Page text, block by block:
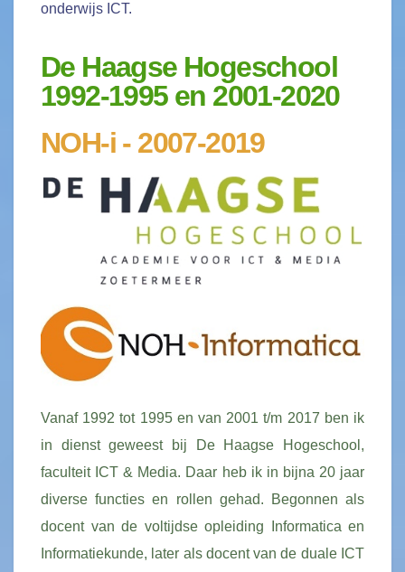
onderwijs ICT.
De Haagse Hogeschool
1992-1995 en 2001-2020
NOH-i - 2007-2019
Vanaf 1992 tot 1995 en van 2001 t/m 2017 ben ik
in dienst geweest bij De Haagse Hogeschool,
faculteit ICT & Media. Daar heb ik in bijna 20 jaar
diverse functies en rollen gehad. Begonnen als
docent van de voltijdse opleiding Informatica en
Informatiekunde, later als docent van de duale ICT